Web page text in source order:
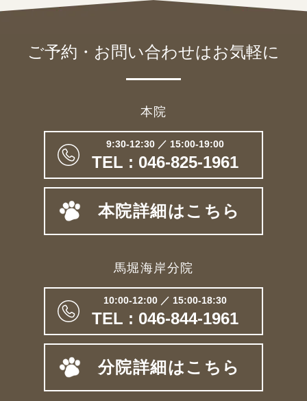
ご予約・お問い合わせはお気軽に
本院
9:30-12:30 ／ 15:00-19:00
TEL : 046-825-1961
本院詳細はこちら
馬堀海岸分院
10:00-12:00 ／ 15:00-18:30
TEL : 046-844-1961
分院詳細はこちら